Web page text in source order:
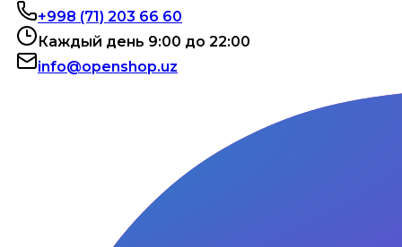
+998 (71) 203 66 60
Каждый день 9:00 до 22:00
info@openshop.uz